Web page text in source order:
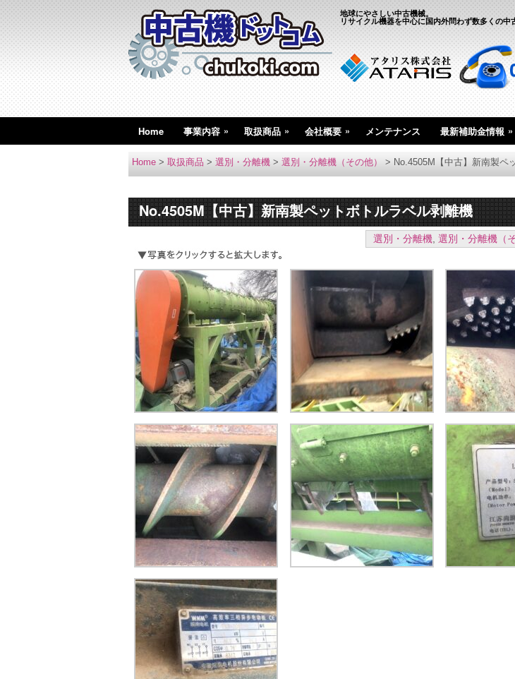
地球にやさしい中古機械。
リサイクル機器を中心に国内外問わず数多くの中
Home 事業内容 » 取扱商品 » 会社概要 » メンテナンス 最新補助金情報 »
Home > 取扱商品 > 選別・分離機 > 選別・分離機（その他） > No.4505M【中古】新南製ペ
No.4505M【中古】新南製ペットボトルラベル剥離機
選別・分離機,選別・分離機（